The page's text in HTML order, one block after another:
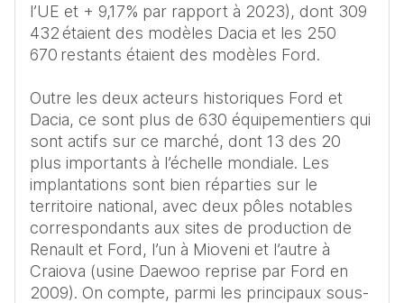
l’UE et + 9,17% par rapport à 2023), dont 309
432 étaient des modèles Dacia et les 250
670 restants étaient des modèles Ford.
Outre les deux acteurs historiques Ford et
Dacia, ce sont plus de 630 équipementiers qui
sont actifs sur ce marché, dont 13 des 20
plus importants à l’échelle mondiale. Les
implantations sont bien réparties sur le
territoire national, avec deux pôles notables
correspondants aux sites de production de
Renault et Ford, l’un à Mioveni et l’autre à
Craiova (usine Daewoo reprise par Ford en
2009). On compte, parmi les principaux sous-